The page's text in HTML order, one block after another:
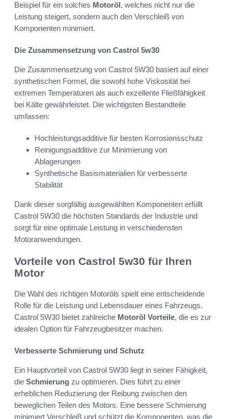
Beispiel für ein solches Motoröl, welches nicht nur die
Leistung steigert, sondern auch den Verschleiß von
Komponenten minimiert.
Die Zusammensetzung von Castrol 5w30
Die Zusammensetzung von Castrol 5W30 basiert auf einer
synthetischen Formel, die sowohl hohe Viskosität bei
extremen Temperaturen als auch exzellente Fließfähigkeit
bei Kälte gewährleistet. Die wichtigsten Bestandteile
umfassen:
Hochleistungsadditive für besten Korrosionsschutz
Reinigungsadditive zur Minimierung von
Ablagerungen
Synthetische Basismaterialien für verbesserte
Stabilität
Dank dieser sorgfältig ausgewählten Komponenten erfüllt
Castrol 5W30 die höchsten Standards der Industrie und
sorgt für eine optimale Leistung in verschiedensten
Motoranwendungen.
Vorteile von Castrol 5w30 für Ihren
Motor
Die Wahl des richtigen Motoröls spielt eine entscheidende
Rolle für die Leistung und Lebensdauer eines Fahrzeugs.
Castrol 5W30 bietet zahlreiche Motoröl Vorteile, die es zur
idealen Option für Fahrzeugbesitzer machen.
Verbesserte Schmierung und Schutz
Ein Hauptvorteil von Castrol 5W30 liegt in seiner Fähigkeit,
die Schmierung zu optimieren. Dies führt zu einer
erheblichen Reduzierung der Reibung zwischen den
beweglichen Teilen des Motors. Eine bessere Schmierung
minimiert Verschleiß und schützt die Komponenten, was die